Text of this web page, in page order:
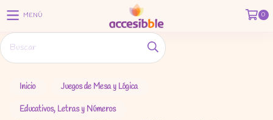
MENÚ 0
Inicio Juegos de Mesa y Lógica
Educativos, Letras y Números